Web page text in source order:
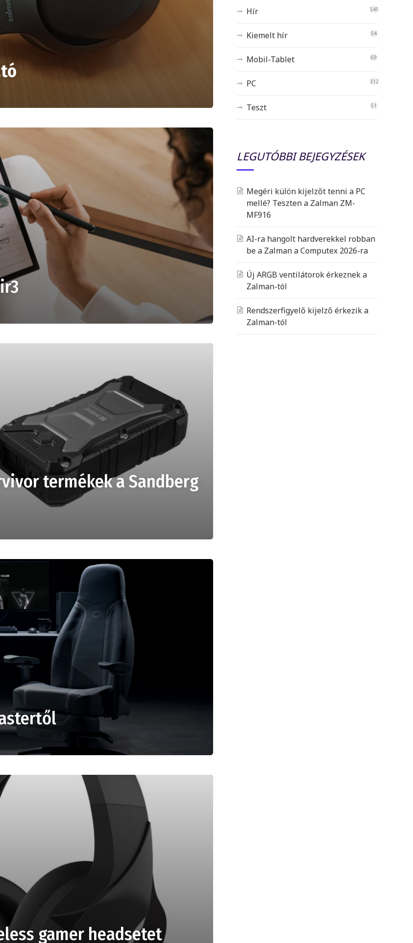
termékek a Sandberg
gamer headsetet
Hír 545
Kiemelt hír 54
Mobil-Tablet 69
PC 312
Teszt 51
LEGUTÓBBI BEJEGYZÉSEK
Megéri külön kijelzőt tenni a PC
mellé? Teszten a Zalman ZM-
MF916
AI-ra hangolt hardverekkel robban
be a Zalman a Computex 2026-ra
Új ARGB ventilátorok érkeznek a
Zalman-tól
Rendszerfigyelő kijelző érkezik a
Zalman-tól